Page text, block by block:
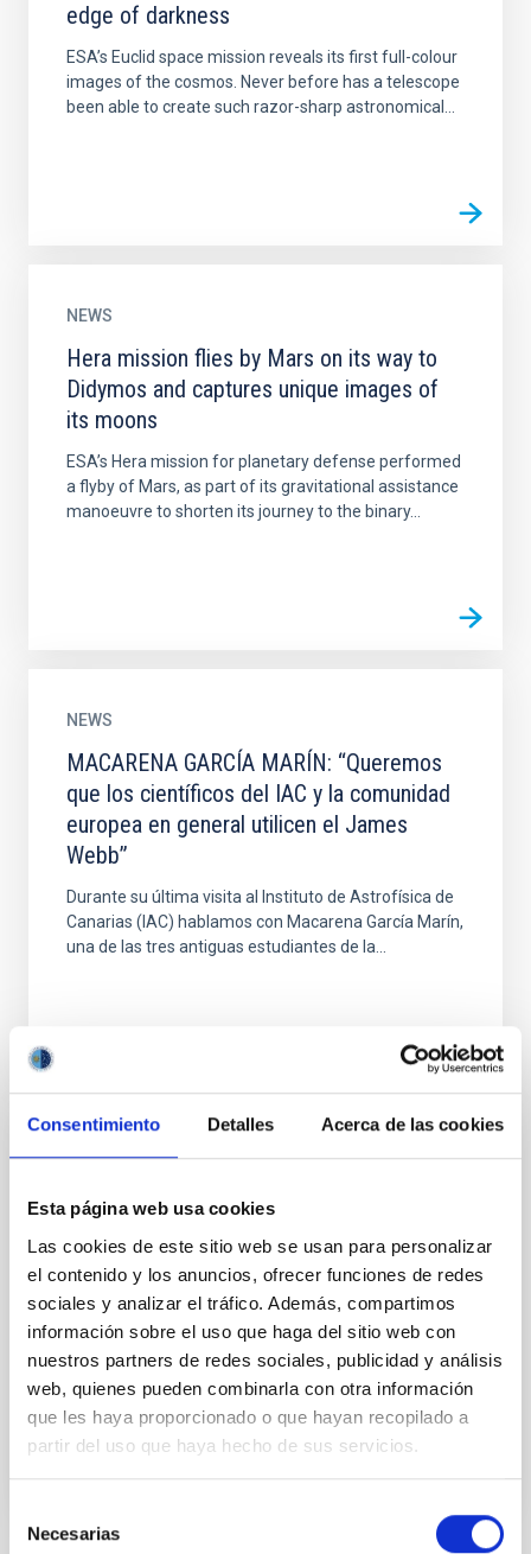
Consentimiento Detalles Acerca de las cookies
Esta página web usa cookies
Las cookies de este sitio web se usan para personalizar
el contenido y los anuncios, ofrecer funciones de redes
sociales y analizar el tráfico. Además, compartimos
información sobre el uso que haga del sitio web con
nuestros partners de redes sociales, publicidad y análisis
web, quienes pueden combinarla con otra información
que les haya proporcionado o que hayan recopilado a
partir del uso que haya hecho de sus servicios.
Necesarias
edge of darkness
ESA’s Euclid space mission reveals its first full-colour
images of the cosmos. Never before has a telescope
been able to create such razor-sharp astronomical...
NEWS
Hera mission flies by Mars on its way to
Didymos and captures unique images of
its moons
ESA’s Hera mission for planetary defense performed
a flyby of Mars, as part of its gravitational assistance
manoeuvre to shorten its journey to the binary...
NEWS
MACARENA GARCÍA MARÍN: “Queremos
que los científicos del IAC y la comunidad
europea en general utilicen el James
Webb”
Durante su última visita al Instituto de Astrofísica de
Canarias (IAC) hablamos con Macarena García Marín,
una de las tres antiguas estudiantes de la...
NEWS
The IAC is hosting the meeting of the ESA
IACTEC facilities
On 10 and 11 June, the IACTEC facilities – the
technology transfer and business collaboration hub
of the Canary Islands Institute of Astrophysics (IAC)
– will...